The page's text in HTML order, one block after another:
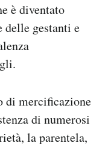
è diventato
delle gestanti e
di mercificazione
di numerosi
la parentela,